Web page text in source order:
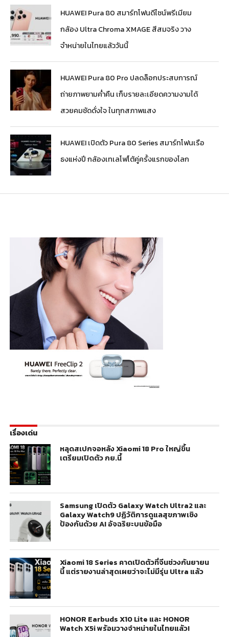
HUAWEI Pura 80 สมาร์ทโฟนดีไซน์พรีเมียม
กล้อง Ultra Chroma XMAGE สีสมจริง วาง
จำหน่ายในไทยแล้ววันนี้
HUAWEI Pura 80 Pro ปลดล็อกประสบการณ์
ถ่ายภาพยามค่ำคืน เก็บรายละเอียดความงามได้
สวยคมชัดดั่งใจ ในทุกสภาพแสง
HUAWEI เปิดตัว Pura 80 Series สมาร์ทโฟนเรือ
ธงแห่งปี กล้องเทเลโฟโต้คู่ครั้งแรกของโลก
เรื่องเด่น
หลุดสเปกจอหลัง Xiaomi 18 Pro ใหญ่ขึ้น
เตรียมเปิดตัว กย.นี้
Samsung เปิดตัว Galaxy Watch Ultra2 และ
Galaxy Watch9 ปฏิวัติการดูแลสุขภาพเชิง
ป้องกันด้วย AI อัจฉริยะบนข้อมือ
Xiaomi 18 Series คาดเปิดตัวที่จีนช่วงกันยายน
นี้ แต่รายงานล่าสุดเผยว่าจะไม่มีรุ่น Ultra แล้ว
HONOR Earbuds X10 Lite และ HONOR
Watch X5i พร้อมวางจำหน่ายในไทยแล้ว!